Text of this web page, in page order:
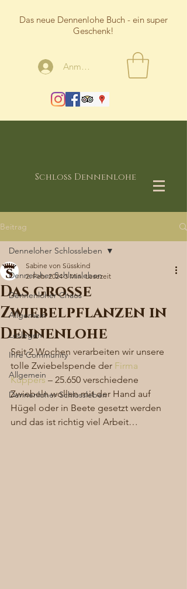
Das neue Dennenlohe Buch - ein super
Geschenk!
Anmelden
Schloss Dennenlohe
Beitrag
Denneloher Schlossleben
Dennenloher Chaos
Allgemein
Loslegen
Ihre Community
Allgemein
Dennenloher Schlossleben
Denneloher Schlossleben
Das große
Zwiebelpflanzen in
Dennenlohe
Sabine von Süsskind
2. Feb. 2024 3 Min. Lesezeit
Seit 2 Wochen verarbeiten wir unsere
tolle Zwiebelspende der Firma
Küppers – 25.650 verschiedene
Zwiebeln wollen mit der Hand auf
Hügel oder in Beete gesetzt werden
und das ist richtig viel Arbeit…